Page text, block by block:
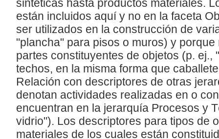
sintéticas hasta productos materiales.
están incluidos aquí y no en la faceta
ser utilizados en la construcción de
"plancha" para pisos o muros) y
partes constituyentes de objetos (p. ej.,
techos, en la misma forma que
Relación con descriptores de otras
denotan actividades realizadas en o
encuentran en la jerarquía Procesos y
vidrio"). Los descriptores para tipos de
materiales de los cuales están